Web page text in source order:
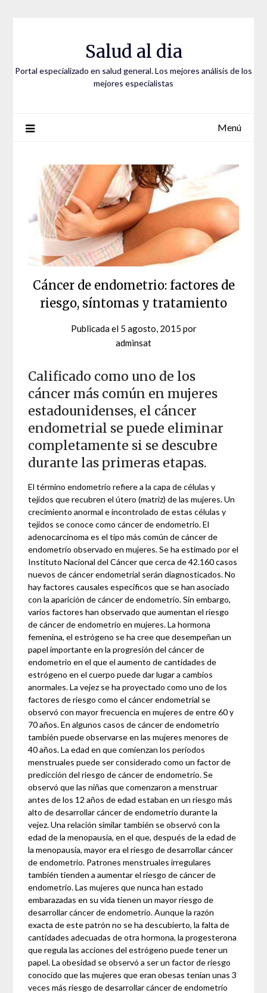
Salud al dia
Portal especializado en salud general. Los mejores análisis de los
mejores especialistas
Menú
Cáncer de endometrio: factores de
riesgo, síntomas y tratamiento
Publicada el 5 agosto, 2015 por
adminsat
Calificado como uno de los
cáncer más común en mujeres
estadounidenses, el cáncer
endometrial se puede eliminar
completamente si se descubre
durante las primeras etapas.
El término endometrio refiere a la capa de células y
tejidos que recubren el útero (matriz) de las mujeres. Un
crecimiento anormal e incontrolado de estas células y
tejidos se conoce como cáncer de endometrio. El
adenocarcinoma es el tipo más común de cáncer de
endometrio observado en mujeres. Se ha estimado por el
Instituto Nacional del Cáncer que cerca de 42.160 casos
nuevos de cáncer endometrial serán diagnosticados. No
hay factores causales específicos que se han asociado
con la aparición de cáncer de endometrio. Sin embargo,
varios factores han observado que aumentan el riesgo
de cáncer de endometrio en mujeres. La hormona
femenina, el estrógeno se ha cree que desempeñan un
papel importante en la progresión del cáncer de
endometrio en el que el aumento de cantidades de
estrógeno en el cuerpo puede dar lugar a cambios
anormales. La vejez se ha proyectado como uno de los
factores de riesgo como el cáncer endometrial se
observó con mayor frecuencia en mujeres de entre 60 y
70 años. En algunos casos de cáncer de endometrio
también puede observarse en las mujeres menores de
40 años. La edad en que comienzan los períodos
menstruales puede ser considerado como un factor de
predicción del riesgo de cáncer de endometrio. Se
observó que las niñas que comenzaron a menstruar
antes de los 12 años de edad estaban en un riesgo más
alto de desarrollar cáncer de endometrio durante la
vejez. Una relación similar también se observó con la
edad de la menopausia, en el que, después de la edad de
la menopausia, mayor era el riesgo de desarrollar cáncer
de endometrio. Patrones menstruales irregulares
también tienden a aumentar el riesgo de cáncer de
endometrio. Las mujeres que nunca han estado
embarazadas en su vida tienen un mayor riesgo de
desarrollar cáncer de endometrio. Aunque la razón
exacta de este patrón no se ha descubierto, la falta de
cantidades adecuadas de otra hormona, la progesterona
que regula las acciones del estrógeno puede tener un
papel. La obesidad se observó a ser un factor de riesgo
conocido que las mujeres que eran obesas tenían unas 3
veces más riesgo de desarrollar cáncer de endometrio